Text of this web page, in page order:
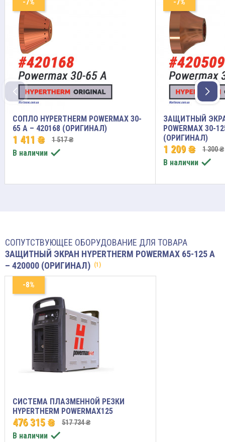
СОПЛО HYPERTHERM POWERMAX 30-
65 A – 420168 (ОРИГИНАЛ)
1 411 ₴ 1 517 ₴
В наличии 
-7%
ЗАЩИТНЫЙ
POWERMAX 30-
(ОРИГИНАЛ)
1 209 ₴ 1 300 ₴
В наличии 
-7%
СОПУТСТВУЮЩЕЕ ОБОРУДОВАНИЕ ДЛЯ ТОВАРА
ЗАЩИТНЫЙ ЭКРАН HYPERTHERM POWERMAX 65-125 A
– 420000 (ОРИГИНАЛ) (1)
СИСТЕМА ПЛАЗМЕННОЙ РЕЗКИ
HYPERTHERM POWERMAX125
476 315 ₴ 517 734 ₴
В наличии 
-8%